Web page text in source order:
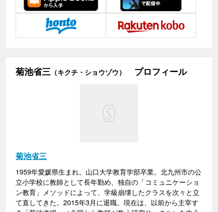
菊池省三 （キクチ・ショウゾウ） プロフィール
菊池省三
1959年愛媛県生まれ。山口大学教育学部卒業。北九州市の公
立小学校に教師として長年勤め、独自の「コミュニケーショ
ン教育」メソッドによって、学級崩壊したクラスを次々と立
て直してきた。2015年3月に退職。現在は、以前から主宰す